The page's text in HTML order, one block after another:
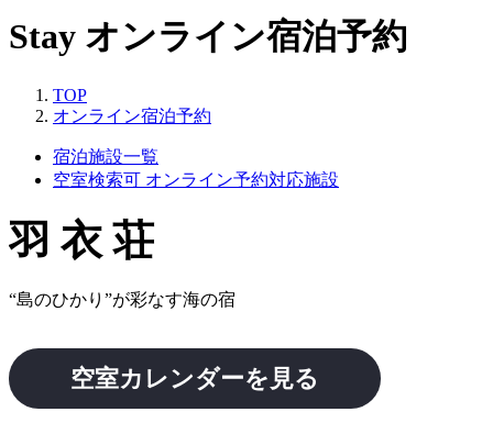
Stay オンライン宿泊予約
TOP
オンライン宿泊予約
宿泊施設一覧
空室検索可 オンライン予約対応施設
羽衣荘
“島のひかり”が彩なす海の宿
空室カレンダーを見る